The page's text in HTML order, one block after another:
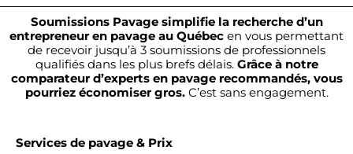
Soumissions Pavage simplifie la recherche d’un
entrepreneur en pavage au Québec en vous permettant
de recevoir jusqu’à 3 soumissions de professionnels
qualifiés dans les plus brefs délais. Grâce à notre
comparateur d’experts en pavage recommandés, vous
pourriez économiser gros.C’est sans engagement.
Services de pavage & Prix